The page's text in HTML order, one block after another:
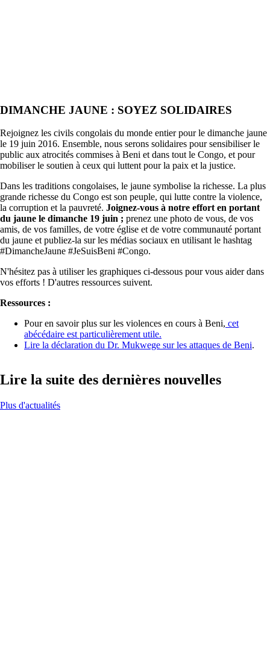
DIMANCHE JAUNE : SOYEZ SOLIDAIRES
Rejoignez les civils congolais du monde entier pour le dimanche jaune
le 19 juin 2016. Ensemble, nous serons solidaires pour sensibiliser le
public aux atrocités commises à Beni et dans tout le Congo, et pour
mobiliser le soutien à ceux qui luttent pour la paix et la justice.
Dans les traditions congolaises, le jaune symbolise la richesse. La plus
grande richesse du Congo est son peuple, qui lutte contre la violence,
la corruption et la pauvreté. Joignez-vous à notre effort en portant
du jaune le dimanche 19 juin ; prenez une photo de vous, de vos
amis, de vos familles, de votre église et de votre communauté portant
du jaune et publiez-la sur les médias sociaux en utilisant le hashtag
#DimancheJaune #JeSuisBeni #Congo.
N'hésitez pas à utiliser les graphiques ci-dessous pour vous aider dans
vos efforts ! D'autres ressources suivent.
Ressources :
Pour en savoir plus sur les violences en cours à Beni, cet
abécédaire est particulièrement utile.
Lire la déclaration du Dr. Mukwege sur les attaques de Beni.
Lire la suite des dernières nouvelles
Plus d'actualités